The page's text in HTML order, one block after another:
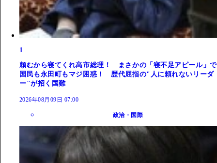
1
頼むから寝てくれ高市総理！ まさかの「寝不足アピール」で
国民も永田町もマジ困惑！ 歴代屈指の"人に頼れないリーダ
ー"が招く国難
2026年08月09日 07:00
政治・国際